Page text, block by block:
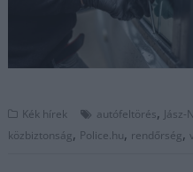
Kék hírek autófeltörés, Jász-
közbiztonság, Police.hu, rendőrség,